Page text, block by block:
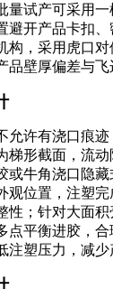
量试产可采用
避开产品卡扣、
构，采用虎口对
品壁厚偏差与飞
允许有浇口痕
梯形截面，流
或牛角浇口隐
观位置，注塑
性；针对大面
点平衡进胶，合
注塑压力，减少